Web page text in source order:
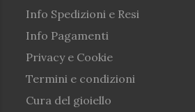
Info Spedizioni e Resi
Info Pagamenti
Privacy e Cookie
Termini e condizioni
Cura del gioiello